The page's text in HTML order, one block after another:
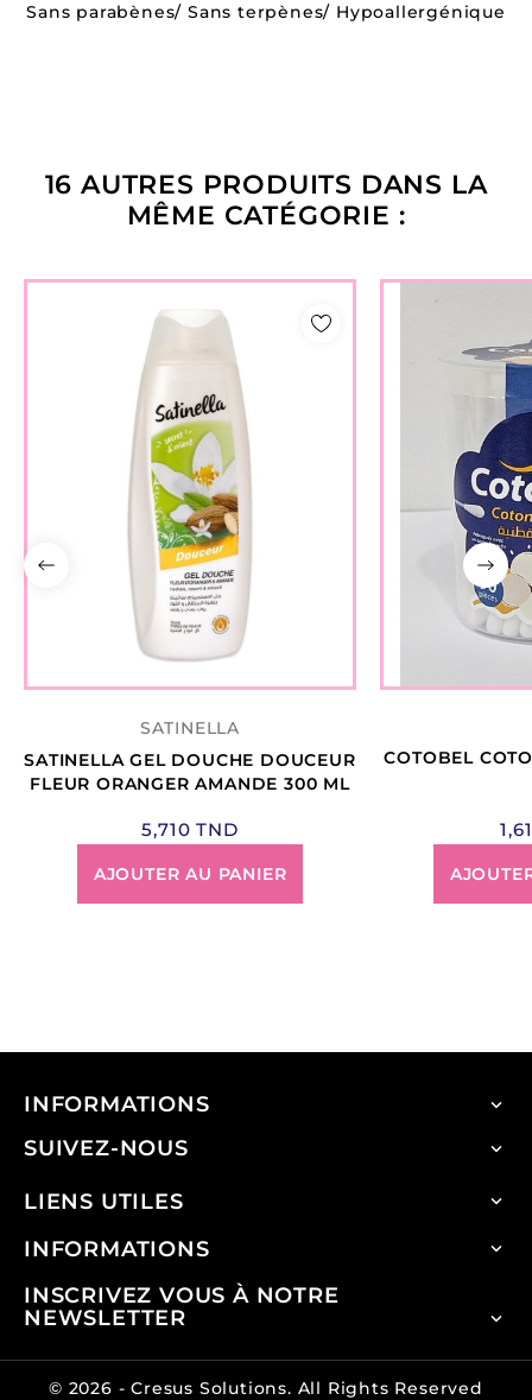
Sans parabènes/ Sans terpènes/ Hypoallergénique
16 AUTRES PRODUITS DANS LA
MÊME CATÉGORIE :
SATINELLA
SATINELLA GEL DOUCHE DOUCEUR
FLEUR ORANGER AMANDE 300 ML
5,710 TND
AJOUTER AU PANIER
COTOBEL
INFORMATIONS 
SUIVEZ-NOUS 
LIENS UTILES 
INFORMATIONS 
INSCRIVEZ VOUS À NOTRE
NEWSLETTER

© 2026 -Cresus Solutions. All Rights Reserved